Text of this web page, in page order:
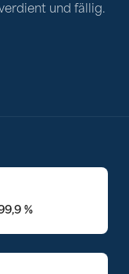
und fällig.
%